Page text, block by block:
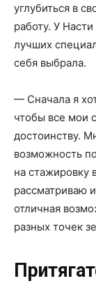
углубиться в
работу. У
лучших
себя выбрала.
— Сначала я
чтобы все мои
достоинству.
возможность
на стажировку
рассматриваю
отличная
разных точек